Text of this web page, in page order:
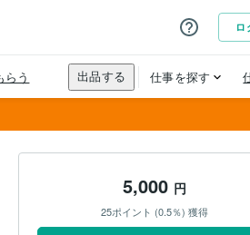
5,000 円
25ポイント (0.5％) 獲得